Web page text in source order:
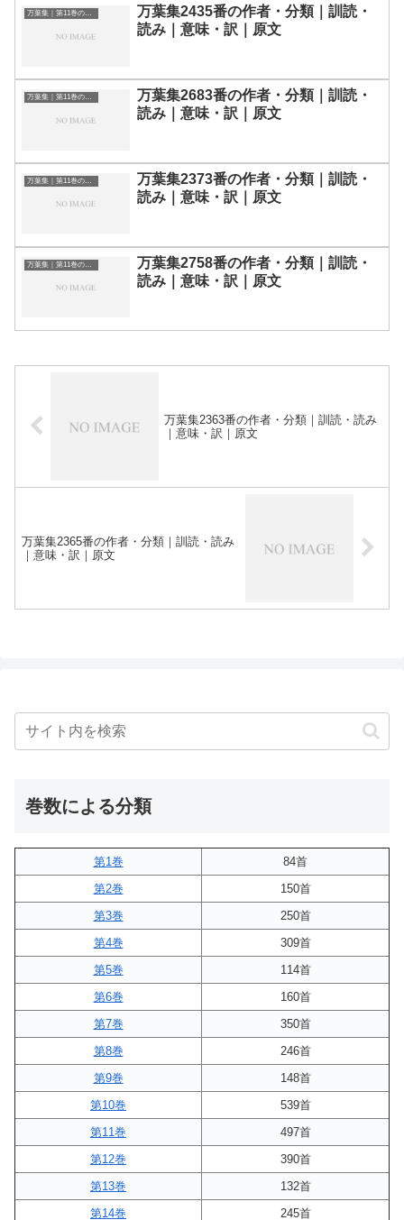
万葉集｜第11巻の和歌一覧
万葉集2435番の作者・分類｜訓読・
読み｜意味・訳｜原文
万葉集｜第11巻の和歌一覧
万葉集2683番の作者・分類｜訓読・
読み｜意味・訳｜原文
万葉集｜第11巻の和歌一覧
万葉集2373番の作者・分類｜訓読・
読み｜意味・訳｜原文
万葉集｜第11巻の和歌一覧
万葉集2758番の作者・分類｜訓読・
読み｜意味・訳｜原文
万葉集2363番の作者・分類｜訓読・読み
｜意味・訳｜原文
万葉集2365番の作者・分類｜訓読・読み
｜意味・訳｜原文
巻数による分類
第1巻
84首
第2巻
150首
第3巻
250首
第4巻
309首
第5巻
114首
第6巻
160首
第7巻
350首
第8巻
246首
第9巻
148首
第10巻
539首
第11巻
497首
第12巻
390首
第13巻
132首
第14巻
245首